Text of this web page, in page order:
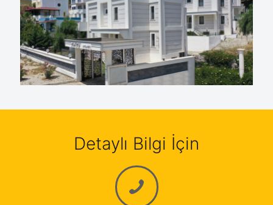
Detaylı Bilgi İçin